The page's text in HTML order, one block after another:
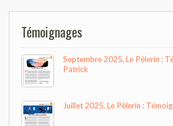
Témoignages
Septembre 2025, Le Pèlerin :
Patrick
Juillet 2025, Le Pèlerin :